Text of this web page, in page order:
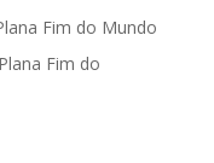
Fim do Mundo
Fim do